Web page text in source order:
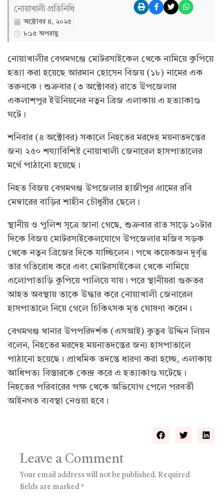
নোয়াখালী প্রতিনিধি
অক্টোবর ৪, ২০২৫
৮:১৫ অপরাহ্ণ
নোয়াখালীর বেগমগঞ্জে মোটরসাইকেল থেকে নামিয়ে কুপিয়ে
হত্যা করা হয়েছে আরমান হোসেন বিজয় (১৮) নামের এক
তরুণকে। শুক্রবার (৩ অক্টোবর) রাতে উপজেলার
একলাশপুর ইউনিয়নের নতুন ব্রিজ এলাকায় এ হত্যাকাণ্ড
ঘটে।
শনিবার (৪ অক্টোবর) সকালে নিহতের মরদেহ ময়নাতদন্তের
জন্য ২৫০ শয্যাবিশিষ্ট নোয়াখালী জেনারেল হাসপাতালের
মর্গে পাঠানো হয়েছে।
নিহত বিজয় বেগমগঞ্জ উপজেলার হাজীপুর গ্রামের রবি
মেম্বারের বাড়ির শাহীন চৌধুরীর ছেলে।
স্থানীয় ও পুলিশ সূত্রে জানা গেছে, শুক্রবার রাত সাড়ে ১০টার
দিকে বিজয় মোটরসাইকেলযোগে উপজেলার মজিব সড়ক
থেকে নতুন ব্রিজের দিকে যাচ্ছিলেন। পথে কয়েকজন দুর্বৃত্ত
তার গতিরোধ করে এবং মোটরসাইকেল থেকে নামিয়ে
এলোপাতাড়ি কুপিয়ে পালিয়ে যায়। পরে স্থানীয়রা গুরুতর
আহত অবস্থায় তাকে উদ্ধার করে নোয়াখালী জেনারেল
হাসপাতালে নিয়ে গেলে চিকিৎসক মৃত ঘোষণা করেন।
বেগমগঞ্জ থানার উপপরিদর্শক (এসআই) কুতুব উদ্দিন লিয়ন
বলেন, নিহতের মরদেহ ময়নাতদন্তের জন্য হাসপাতালে
পাঠানো হয়েছে। প্রাথমিক তদন্তে ধারণা করা হচ্ছে, এলাকায়
আধিপত্য বিস্তারকে কেন্দ্র করে এ হত্যাকাণ্ড ঘটেছে।
নিহতের পরিবারের পক্ষ থেকে অভিযোগ পেলে পরবর্তী
আইনগত ব্যবস্থা নেওয়া হবে।
Leave a Comment
Your email address will not be published. Required
fields are marked *